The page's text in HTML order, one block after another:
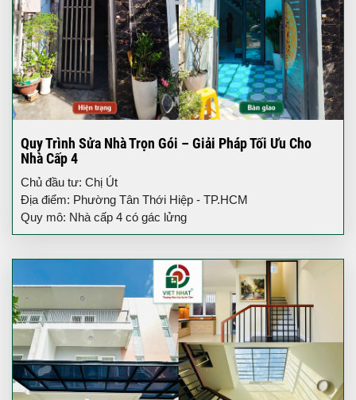
Quy Trình Sửa Nhà Trọn Gói – Giải Pháp Tối Ưu Cho
Nhà Cấp 4
Chủ đầu tư: Chị Út
Địa điểm: Phường Tân Thới Hiệp - TP.HCM
Quy mô: Nhà cấp 4 có gác lửng